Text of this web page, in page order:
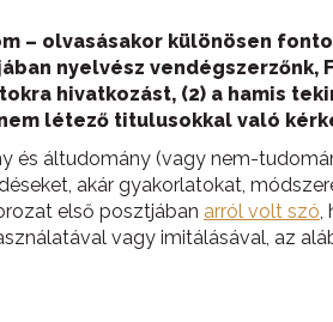
– olvasásakor különösen
nyelvész vendégszerzőnk,
hivatkozást, (2) a hamis
létező titulusokkal való
és áltudomány (vagy nem-
akár gyakorlatokat,
első posztjában arról volt szó,
vagy imitálásával, az